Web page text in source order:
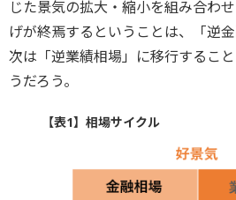
じた景気の拡大・縮小を組み合わ
げが終焉するということは、「逆金
次は「逆業績相場」に移行するこ
うだろう。
【表1】相場サイクル